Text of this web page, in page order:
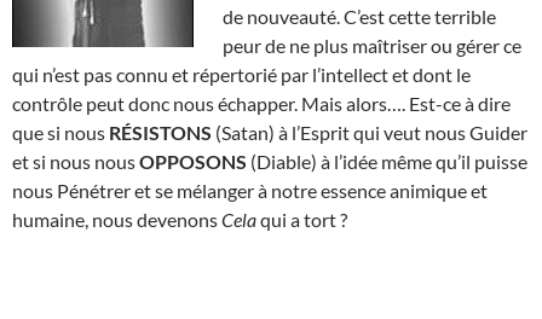
de nouveauté. C’est cette terrible
peur de ne plus maîtriser ou gérer ce
qui n’est pas connu et répertorié par l’intellect et dont le
contrôle peut donc nous échapper. Mais alors…. Est-ce à dire
que si nous RÉSISTONS (Satan) à l’Esprit qui veut nous Guider
et si nous nousOPPOSONS (Diable) à l’idée même qu’il puisse
nous Pénétrer et se mélanger à notre essence animique et
humaine, nous devenonsCelaqui a tort ?